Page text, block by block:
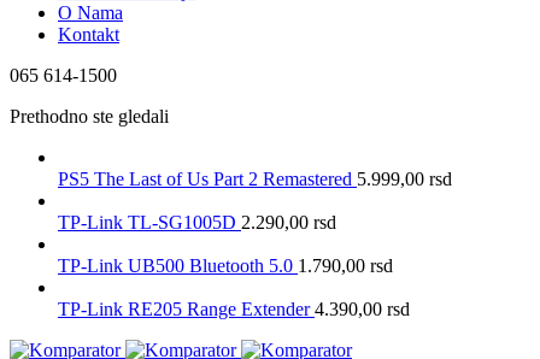
O Nama
Kontakt
065 614-1500
Prethodno ste gledali
PS5 The Last of Us Part 2 Remastered 5.999,00 rsd
TP-Link TL-SG1005D 2.290,00 rsd
TP-Link UB500 Bluetooth 5.0 1.790,00 rsd
TP-Link RE205 Range Extender4.390,00 rsd